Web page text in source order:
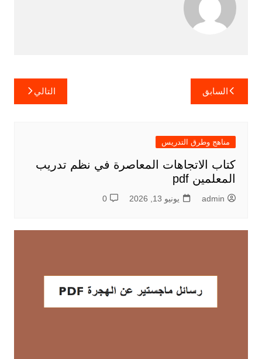
تصفّح
المقالات
السابق التالي
مناهج وطرق التدريس
كتاب الاتجاهات المعاصرة في نظم تدريب
المعلمين pdf
admin يونيو 13, 2026 0